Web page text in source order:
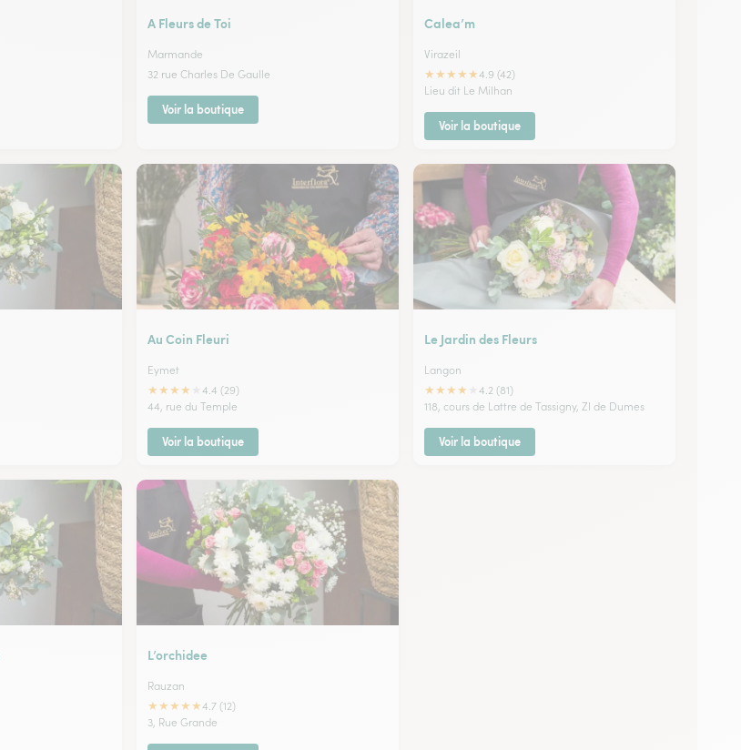
A Fleurs de Toi
Marmande
32 rue Charles De Gaulle
Voir la boutique
Calea’m
Virazeil
★★★★★4.9 (42)
Lieu dit Le Milhan
Voir la boutique
Au Coin Fleuri
Eymet
★★★★
4.4 (29)
44, rue du Temple
Voir la boutique
Le Jardin des Fleurs
Langon
★★★★
4.2 (81)
118, cours de Lattre de Tassigny, ZI de Dumes
Voir la boutique
L’orchidee
Rauzan
★★★★★4.7 (12)
3, Rue Grande